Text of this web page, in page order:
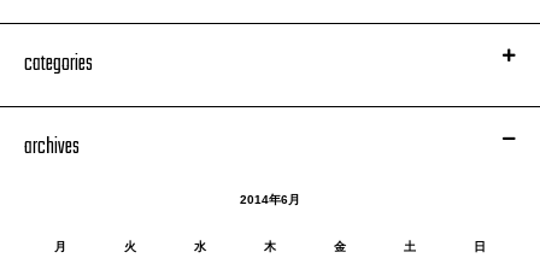
この曲、元々、ラップというよりは、歌寄りのフローのアプローチをしてま
verse部分もちゃんとメロディーがあってという感じですね。
この曲のプロデューサーALI-KICKがですね、
メロディーの付いてた歌詞をそのままラップに直すとどうなるか。
categories
archives
2014年6月
月 火 水 木 金 土
日